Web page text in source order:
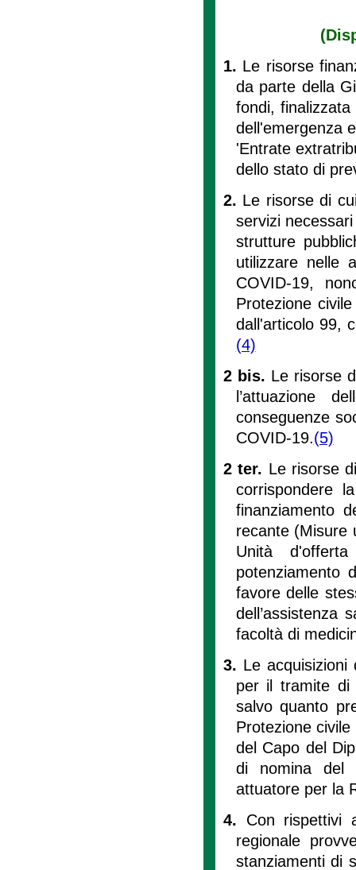
1. Le risorse
da parte della
fondi,
dell'emergenza
'Entrate
dello stato di
2. Le risorse di
servizi
strutture
utilizzare nelle
COVID-19,
Protezione
dall'articolo 99,
(4)
2 bis. Le risorse
l’attuazione
conseguenze
COVID-19.(5)
2 ter. Le risorse
corrispondere
finanziamento
recante (Misure
Unità
potenziamento
favore delle
dell’assistenza
facoltà di
3. Le
per il tramite di
salvo quanto
Protezione
del Capo del
di nomina del
attuatore per la
4. Con rispettivi
regionale
stanziamenti di